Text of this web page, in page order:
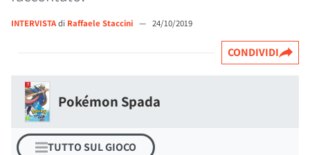
INTERVISTAdi Raffaele Staccini — 24/10/2019
CONDIVIDI
Pokémon Spada
TUTTO SUL GIOCO